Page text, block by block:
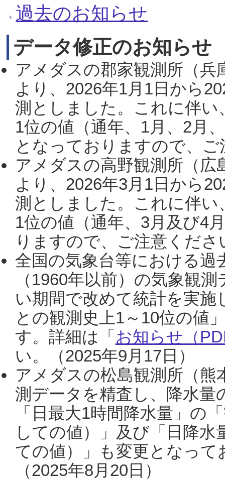
過去のお知らせ
データ修正のお知らせ
アメダスの郡家観測所（
より、2026年1月1日から
測としました。これに伴い
1位の値（通年、1月、2月
となっておりますので、
アメダスの高野観測所（
より、2026年3月1日から
測としました。これに伴い
1位の値（通年、3月及び4
りますので、ご注意くだ
全国の気象台等における過
（1960年以前）の気象観
い期間で改めて統計を実
との観測史上1～10位の値
す。詳細は「 お知らせ（
い。（2025年9月17日）
アメダスの松島観測所（熊
測データを精査し、降水
「日最大1時間降水量」の
しての値）」及び「日降
ての値）」も変更となっ
（2025年8月20日）